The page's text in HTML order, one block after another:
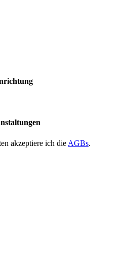
akzeptiere ich die AGBs.